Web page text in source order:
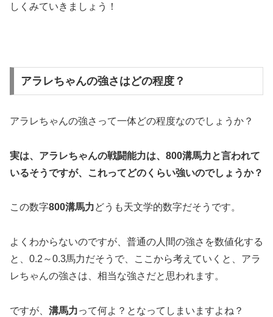
しくみていきましょう！
アラレちゃんの強さはどの程度？
アラレちゃんの強さって一体どの程度なのでしょうか？
実は、アラレちゃんの戦闘能力は、800溝馬力と言われて
いるそうですが、これってどのくらい強いのでしょうか？
この数字800溝馬力どうも天文学的数字だそうです。
よくわからないのですが、普通の人間の強さを数値化する
と、0.2～0.3馬力だそうで、ここから考えていくと、アラ
レちゃんの強さは、相当な強さだと思われます。
ですが、 溝馬力って何よ？となってしまいますよね？